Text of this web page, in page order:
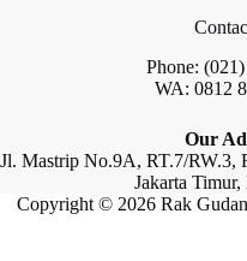
Phone:
WA: 0812
Our
Jl. Mastrip No.9A, RT.7/RW.3,
Jakarta
Copyright © 2026 Rak